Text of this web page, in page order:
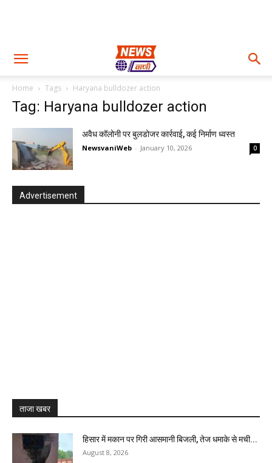
Home Tags Haryana bulldozer action
Tag: Haryana bulldozer action
अवैध कॉलोनी पर बुलडोजर कार्रवाई, कई निर्माण ध्वस्त
NewsvaniWeb - January 10, 2026 0
Advertisement
ताजा खबर
हिसार में मकान पर गिरी आसमानी बिजली, तेज धमाके से मची...
August 8, 2026